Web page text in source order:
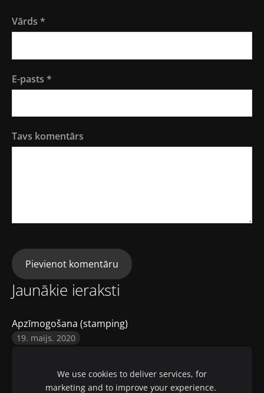
Jaunākie ieraksti
Apzīmogošana (stamping)
19. maijs. 2020
Vārds *
E-pasts *
Tavs komentārs
We use cookies to deliver services, for
marketing and to improve your experience.